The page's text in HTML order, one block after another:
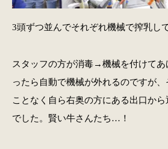
3頭ずつ並んでそれぞれ機械で搾乳し
スタッフの方が消毒→機械を付けて
ったら自動で機械が外れるのですが
ことなく自ら右奥の方にある出口か
でした。賢い牛さんたち…！